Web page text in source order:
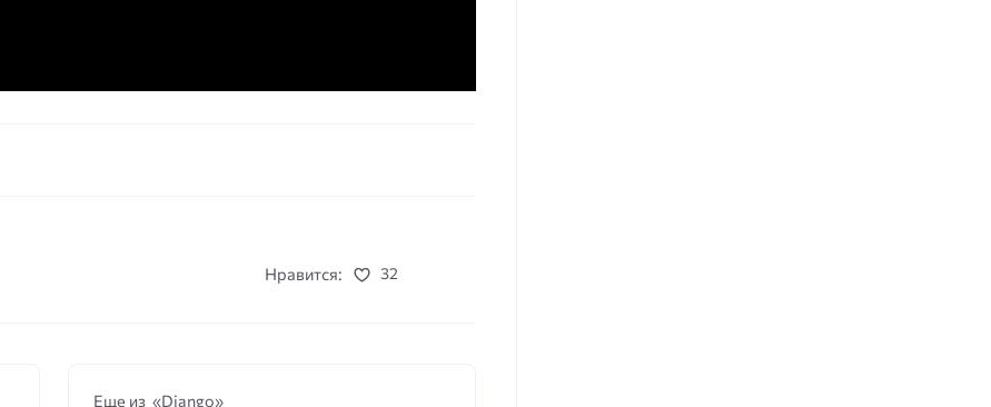
Нравится:
32
Еще из «Django»